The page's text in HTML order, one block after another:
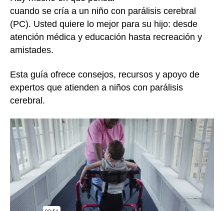
cuando se cría a un niño con parálisis cerebral
(PC). Usted quiere lo mejor para su hijo: desde
atención médica y educación hasta recreación y
amistades.
Esta guía ofrece consejos, recursos y apoyo de
expertos que atienden a niños con parálisis
cerebral.